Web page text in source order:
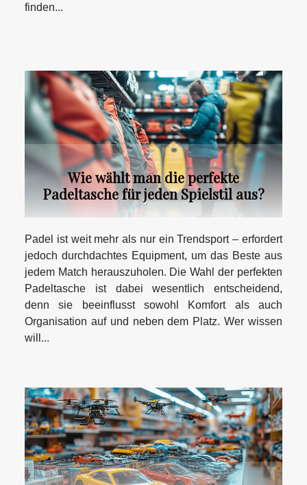
finden...
Wie wählt man die perfekte
Padeltasche für jeden Spielstil aus?
Padel ist weit mehr als nur ein Trendsport – erfordert
jedoch durchdachtes Equipment, um das Beste aus
jedem Match herauszuholen. Die Wahl der perfekten
Padeltasche ist dabei wesentlich entscheidend,
denn sie beeinflusst sowohl Komfort als auch
Organisation auf und neben dem Platz. Wer wissen
will...